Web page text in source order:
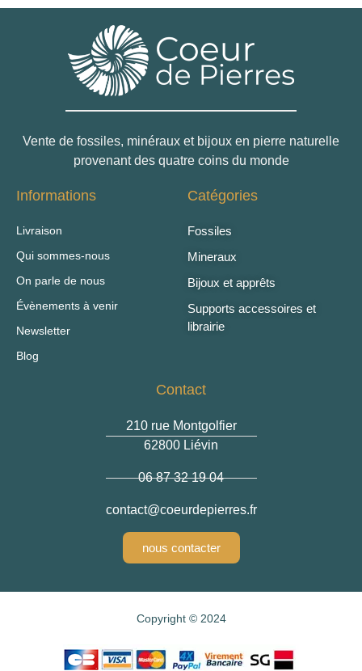
Vente de fossiles, minéraux et bijoux en pierre naturelle
provenant des quatre coins du monde
Informations
Livraison
Qui sommes-nous
On parle de nous
Évènements à venir
Newsletter
Blog
Catégories
Fossiles
Mineraux
Bijoux et apprêts
Supports accessoires et
librairie
Contact
210 rue Montgolfier
62800 Liévin
06 87 32 19 04
rf.serreipedrueoc
@tcatnoc
nous contacter
Copyright © 2024